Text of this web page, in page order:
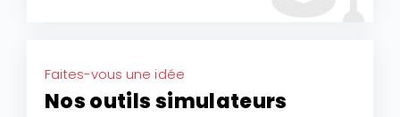
Faites-vous une idée
Nos outils simulateurs